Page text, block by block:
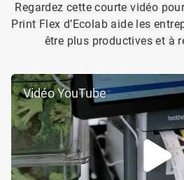
Regardez cette courte vidéo
Print Flex d’Ecolab aide les
être plus productives et à
Vidéo YouTube